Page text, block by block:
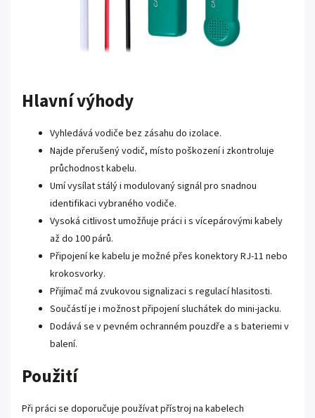
Hlavní výhody
Vyhledává vodiče bez zásahu do izolace.
Najde přerušený vodič, místo poškození i zkontroluje
průchodnost kabelu.
Umí vysílat stálý i modulovaný signál pro snadnou
identifikaci vybraného vodiče.
Vysoká citlivost umožňuje práci i s vícepárovými kabely
až do 100 párů.
Připojení ke kabelu je možné přes konektory RJ-11 nebo
krokosvorky.
Přijímač má zvukovou signalizaci s regulací hlasitosti.
Součástí je i možnost připojení sluchátek do mini-jacku.
Dodává se v pevném ochranném pouzdře a s bateriemi v
balení.
Použití
Při práci se doporučuje používat přístroj na kabelech